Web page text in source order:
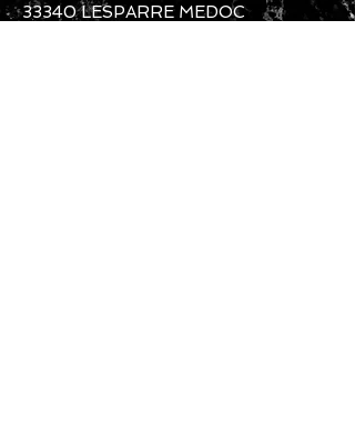
33340 LESPARRE MEDOC